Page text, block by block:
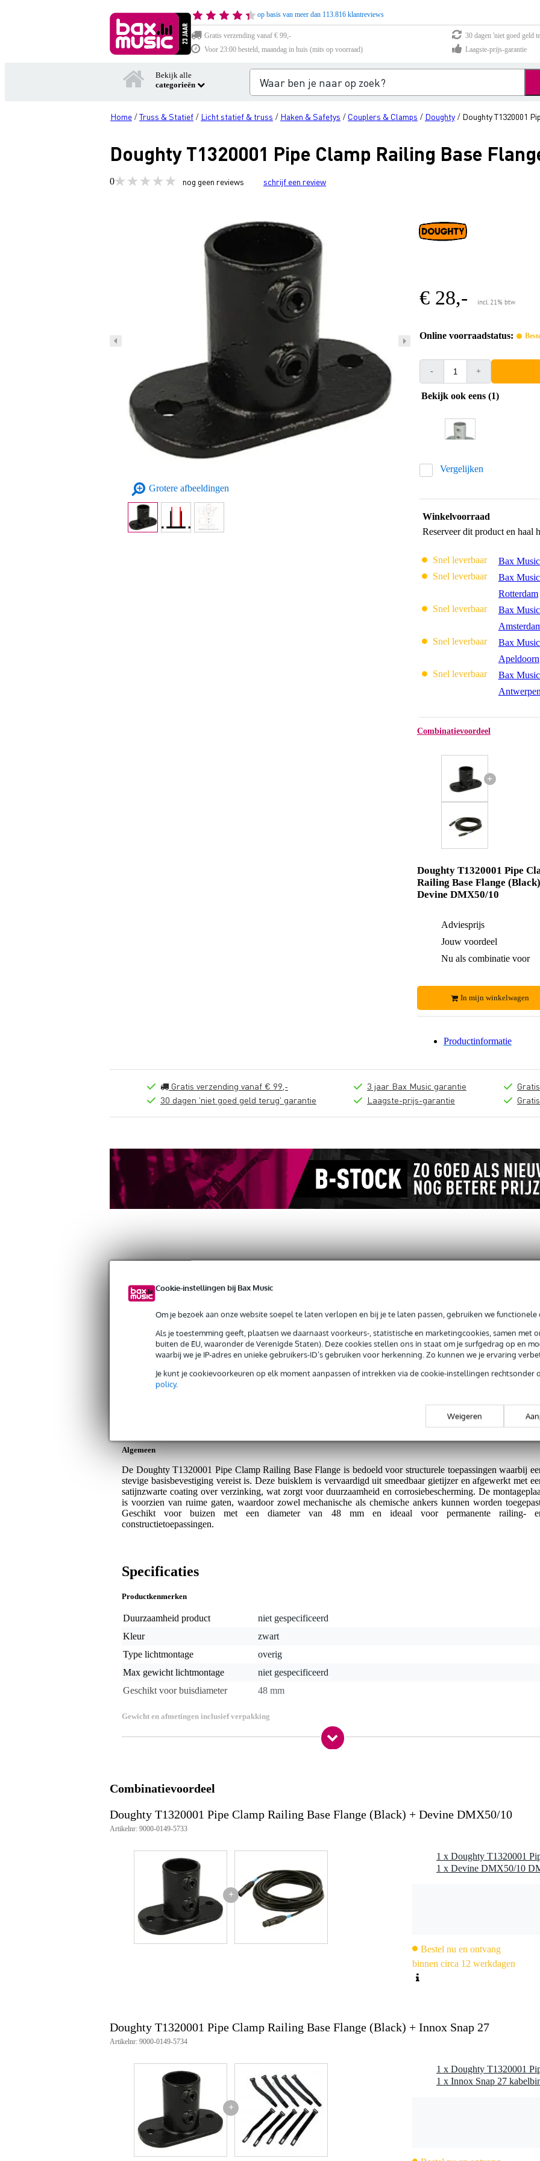
Cookie-instellingen bij Bax Music
Om je bezoek aan onze website soepel te laten verlopen en bij je te laten passen, gebruiken we functionele
Als je toestemming geeft, plaatsen we daarnaast voorkeurs-, statistische en marketingcookies, samen met
buiten de EU, waaronder de Verenigde Staten). Deze cookies stellen ons in staat om je surfgedrag op en
waarbij we je IP-adres en unieke gebruikers-ID’s gebruiken voor herkenning. Zo kunnen we je ervaring
Je kunt je cookievoorkeuren op elk moment aanpassen of intrekken via de cookie-instellingen rechtsonder
policy.
Weigeren
op basis van meer dan 113.816 klantreviews
Gratis verzending vanaf € 99,-
30 dagen 'niet goed geld
Voor 23:00 besteld, maandag in huis (mits op voorraad)
Laagste-prijs-garantie
Bekijk alle
categorieën
Home /Truss & Statief / Licht statief & truss / Haken & Safetys / Couplers & Clamps / Doughty / Doughty T1320001
Doughty T1320001 Pipe Clamp Railing Base
0 nog geen reviews schrijf een review
Grotere afbeeldingen
€ 28,- incl. 21% btw
Online voorraadstatus:
- +
Bekijk ook eens (1)
Vergelijken
Winkelvoorraad
Reserveer dit product en haal
Snel leverbaar Bax
Snel leverbaar
Bax
Rotterdam
Snel leverbaar
Bax
Snel leverbaar
Bax
Apeldoorn
Snel leverbaar
Bax
Antwerpen
Combinatievoordeel
+
Doughty T1320001 Pipe
Railing Base Flange
Devine DMX50/10
Adviesprijs
Jouw voordeel
Nu als combinatie voor
In mijn winkelwagen
Productinformatie
Gratis verzending vanaf € 99,-
30 dagen 'niet goed geld terug' garantie
3 jaar Bax Music garantie
Laagste-prijs-garantie
Doughty T1320001 Pipe Clamp Railing Base Flange (Black)
Servicebelofte
Bax Music Garantie : Op dit product krijg je 3 jaar Bax Music Garantie.
Op dit product krijg je 3 jaar Bax Music Garantie.
Plus- en minpunten
Algemeen
De Doughty T1320001 Pipe Clamp Railing Base Flange is bedoeld voor structurele toepassingen waarbij
stevige basisbevestiging vereist is. Deze buisklem is vervaardigd uit smeedbaar gietijzer en afgewerkt met
satijnzwarte coating over verzinking, wat zorgt voor duurzaamheid en corrosiebescherming. De
is voorzien van ruime gaten, waardoor zowel mechanische als chemische ankers kunnen worden
Geschikt voor buizen met een diameter van 48 mm en ideaal voor permanente railing-
constructietoepassingen.
Specificaties
Productkenmerken
Duurzaamheid product
niet gespecificeerd
Kleur
zwart
Type lichtmontage
overig
Max gewicht lichtmontage
niet gespecificeerd
Geschikt voor buisdiameter
48 mm
Gewicht en afmetingen inclusief verpakking
Gewicht(incl. verpakking)
1,3 kg
Productspecificaties
producttype: railing base flange buisklem
geschikt voor buisdiameter: 48 mm
buisdiameter exact: 48,3 mm
afwerking: satijnzwart over verzinkt
kleur: zwart
bevestigingsmateriaal: grade 8.8 BZP
maximaal aandraaimoment: 40 Nm
gewicht: 1,27 kg
afmetingen voetplaat: 115 x 63 x 63 mm
diameter bevestigingsgaten: 8 mm
artikelnummer fabrikant: T1320001
merk: Doughty Engineering
Combinatievoordeel
Doughty T1320001 Pipe Clamp Railing Base Flange (Black) + Devine DMX50/10
Artikelnr: 9000-0149-5733
+
Bestel nu en ontvang
binnen circa 12 werkdagen
Doughty T1320001 Pipe Clamp Railing Base Flange (Black) + Innox Snap 27
Artikelnr: 9000-0149-5734
+